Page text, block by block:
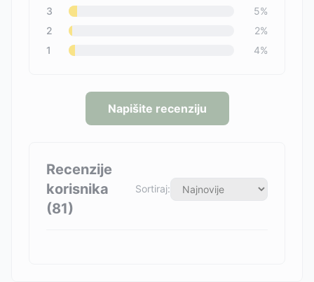
3
5%
2
2%
1
4%
Napišite recenziju
Recenzije
korisnika
(81)
Sortiraj: